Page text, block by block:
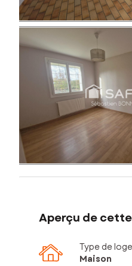
Aperçu de cette
Type de
Maison